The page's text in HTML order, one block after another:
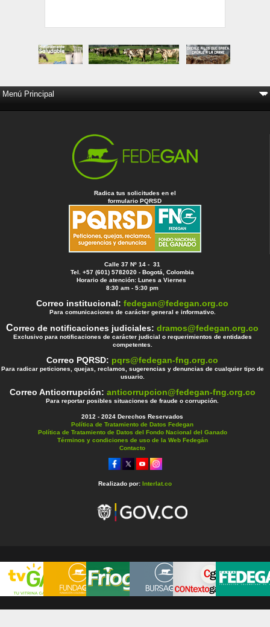
Radica tus solicitudes en el
formulario PQRSD
Calle 37 Nº 14 - 31
Tel. +57 (601) 5782020 - Bogotá, Colombia
Horario de atención: Lunes a Viernes
8:30 am - 5:30 pm
Correo institucional:fedegan@fedegan.org.co
Para comunicaciones de carácter general e informativo.
Correo de notificaciones judiciales:dramos@fedegan.org.co
Exclusivo para notificaciones de carácter judicial o requerimientos de entidades
competentes.
Correo PQRSD: pqrs@fedegan-fng.org.co
Para radicar peticiones, quejas, reclamos, sugerencias y denuncias de cualquier tipo de
usuario.
Correo Anticorrupción: anticorrupcion@fedegan-fng.org.co
Para reportar posibles situaciones de fraude o corrupción.
2012 - 2024 Derechos Reservados
Política de Tratamiento de Datos Fedegan
Política de Tratamiento de Datos del Fondo Nacional del Ganado
Términos y condiciones de uso de la Web Fedegán
Contacto
Realizado por: Interlat.co